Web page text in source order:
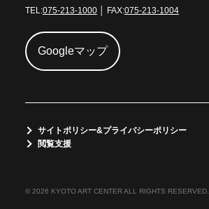
TEL:075-213-1000│ FAX:075-213-1004
Googleマップ
サイトポリシー&プライバシーポリシー
閲覧支援
© 2026 KYOTO ART CENTER ALL RIGHTS RESERVED.